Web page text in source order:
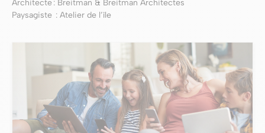
Architecte : Breitman & Breitman Architectes
Paysagiste : Atelier de l’île